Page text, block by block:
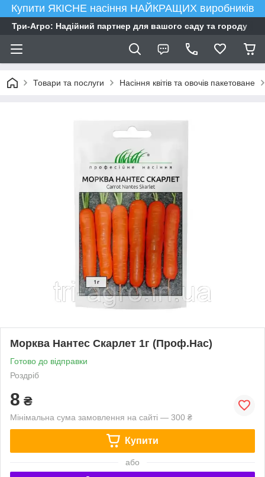
Купити ЯКІСНЕ насіння НАЙКРАЩИХ виробників
Три-Агро: Надійний партнер для вашого саду та городу
Товари та послуги Насіння квітів та овочів пакетоване
Морква Нантес Скарлет 1г (Проф.Нас)
Готово до відправки
Роздріб
8 ₴
Мінімальна сума замовлення на сайті — 300 ₴
Купити
або